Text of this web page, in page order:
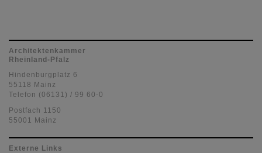
Architektenkammer
Rheinland-Pfalz
Hindenburgplatz 6
55118 Mainz
Telefon (06131) / 99 60-0
Postfach 1150
55001 Mainz
Externe Links